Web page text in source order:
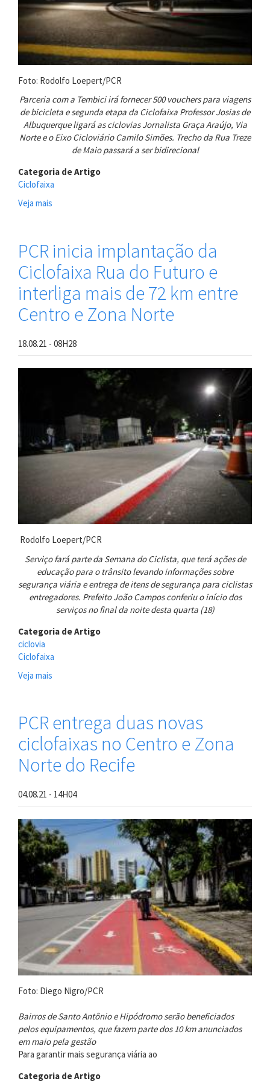
Foto: Rodolfo Loepert/PCR
Parceria com a Tembici irá fornecer 500 vouchers para viagens
de bicicleta e segunda etapa da Ciclofaixa Professor Josias de
Albuquerque ligará as ciclovias Jornalista Graça Araújo, Via
Norte e o Eixo Cicloviário Camilo Simões. Trecho da Rua Treze
de Maio passará a ser bidirecional
Categoria de Artigo
Ciclofaixa
Veja mais
do
Dia
Mundial
Sem
Carro
com
e
requalificação
de
ciclofaixas
Amaro
PCR inicia implantação da
Ciclofaixa Rua do Futuro e
interliga mais de 72 km entre
Centro e Zona Norte
18.08.21 - 08H28
Rodolfo Loepert/PCR
Serviço fará parte da Semana do Ciclista, que terá ações de
educação para o trânsito levando informações sobre
segurança viária e entrega de itens de segurança para ciclistas
entregadores. Prefeito João Campos conferiu o início dos
serviços no final da noite desta quarta (18)
Categoria de Artigo
ciclovia
Ciclofaixa
Veja mais
da
Ciclofaixa
Rua
do
e
de
72
km
entre
Centro
e
Zona
Norte
PCR entrega duas novas
ciclofaixas no Centro e Zona
Norte do Recife
04.08.21 - 14H04
Foto: Diego Nigro/PCR
Bairros de Santo Antônio e Hipódromo serão beneficiados
pelos equipamentos, que fazem parte dos 10 km anunciados
em maio pela gestão
Para garantir mais segurança viária ao
Categoria de Artigo